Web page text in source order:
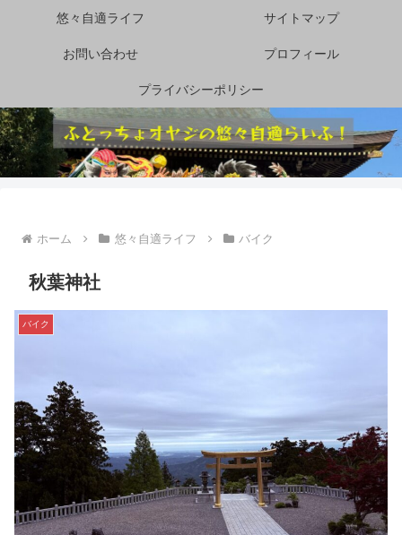
悠々自適ライフ サイトマップ
お問い合わせ プロフィール
プライバシーポリシー
ホーム 悠々自適ライフ バイク
秋葉神社
バイク